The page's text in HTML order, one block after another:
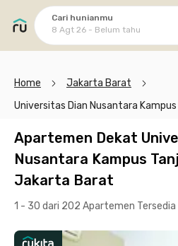
Cari hunianmu
8 Agt 26 - Belum tahu
Home
Jakarta Barat
Universitas Dian Nusantara Kampus
Apartemen Dekat
Nusantara Kampus
Jakarta Barat
1 - 30 dari 202 Apartemen Tersedia